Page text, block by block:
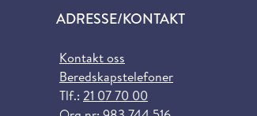
ADRESSE/KONTAKT
Kontakt oss
Beredskapstelefoner
Tlf.: 21 07 70 00